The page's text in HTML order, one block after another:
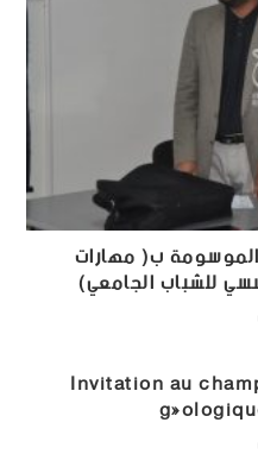
ب( مهارات
للشباب الجامعي)
Invitation au